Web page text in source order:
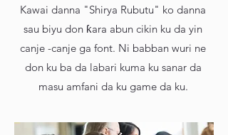
Kawai danna "Shirya Rubutu" ko danna
sau biyu don ƙara abun cikin ku da yin
canje -canje ga font. Ni babban wuri ne
don ku ba da labari kuma ku sanar da
masu amfani da ku game da ku.